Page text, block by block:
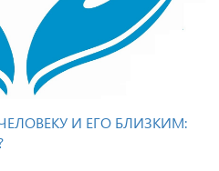
И ЕГО БЛИЗКИМ: